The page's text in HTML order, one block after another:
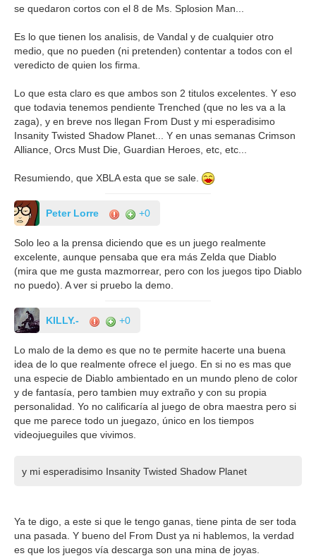
se quedaron cortos con el 8 de Ms. Splosion Man...
Es lo que tienen los analisis, de Vandal y de cualquier otro
medio, que no pueden (ni pretenden) contentar a todos con el
veredicto de quien los firma.
Lo que esta claro es que ambos son 2 titulos excelentes. Y eso
que todavia tenemos pendiente Trenched (que no les va a la
zaga), y en breve nos llegan From Dust y mi esperadisimo
Insanity Twisted Shadow Planet... Y en unas semanas Crimson
Alliance, Orcs Must Die, Guardian Heroes, etc, etc...
Resumiendo, que XBLA esta que se sale.
Peter Lorre +0
Solo leo a la prensa diciendo que es un juego realmente
excelente, aunque pensaba que era más Zelda que Diablo
(mira que me gusta mazmorrear, pero con los juegos tipo Diablo
no puedo). A ver si pruebo la demo.
KILLY.- +0
Lo malo de la demo es que no te permite hacerte una buena
idea de lo que realmente ofrece el juego. En si no es mas que
una especie de Diablo ambientado en un mundo pleno de color
y de fantasía, pero tambien muy extraño y con su propia
personalidad. Yo no calificaría al juego de obra maestra pero si
que me parece todo un juegazo, único en los tiempos
videojueguiles que vivimos.
y mi esperadisimo Insanity Twisted Shadow Planet
Ya te digo, a este si que le tengo ganas, tiene pinta de ser toda
una pasada. Y bueno del From Dust ya ni hablemos, la verdad
es que los juegos vía descarga son una mina de joyas.